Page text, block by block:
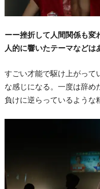
ーー挫折して人間関係も変
人的に響いたテーマなどは
すごい才能で駆け上がって
な感じになる。一度は辞め
負けに逆らっているような